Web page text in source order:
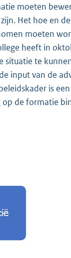
moeten
Het hoe en
moeten
heeft in
te
input van de
is
de formatie